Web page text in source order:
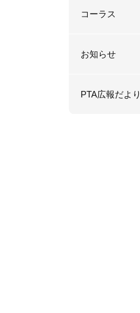
コーラス
お知らせ
PTA広報だより